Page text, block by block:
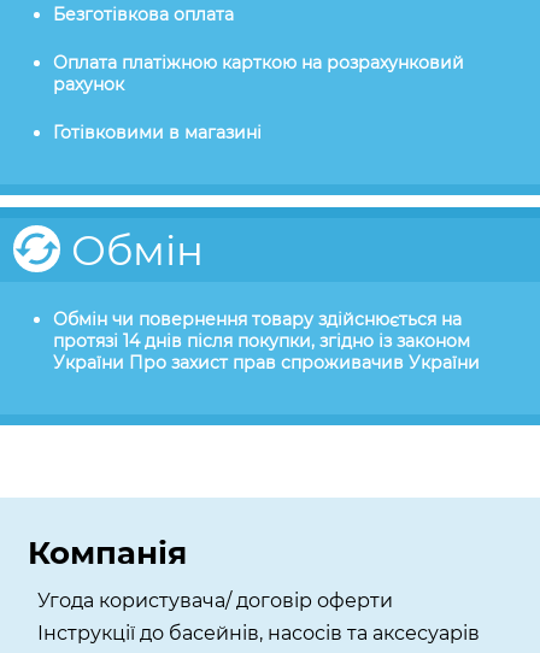
Безготівкова оплата
Оплата платіжною карткою на розрахунковий
рахунок
Готівковими в магазині
Обмін
Обмін чи повернення товару здійснюється на
протязі 14 днів після покупки, згідно із законом
України Про захист прав спроживачив України
Компанія
Угода користувача/ договір оферти
Інструкції до басейнів, насосів та аксесуарів